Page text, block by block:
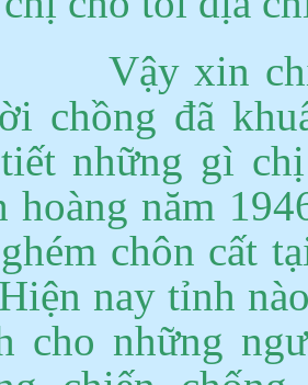
Vậy xin
chồng đã
những gì
hoàng năm
chôn cất
Hiện nay tỉnh
cho những